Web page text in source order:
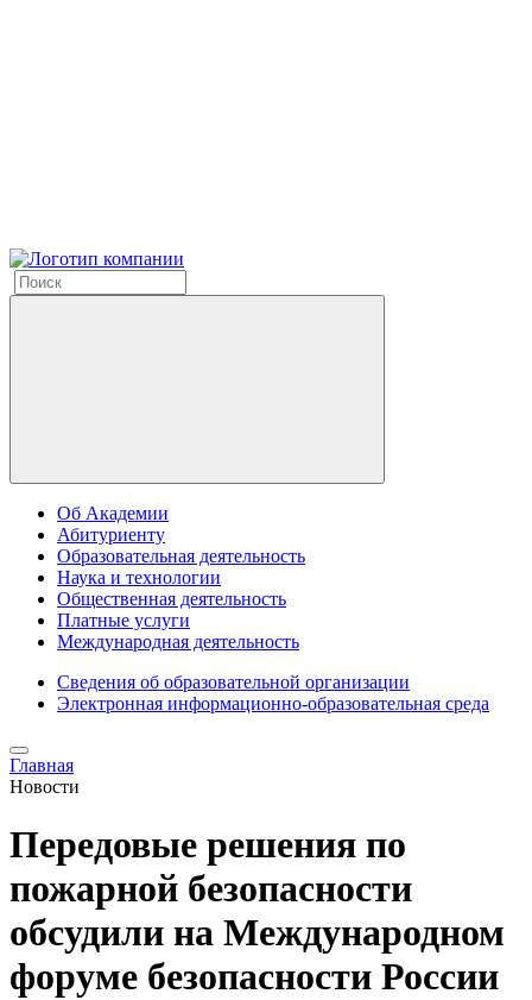
Об Академии
Абитуриенту
Образовательная деятельность
Наука и технологии
Общественная деятельность
Платные услуги
Международная деятельность
Сведения об образовательной организации
Электронная информационно-образовательная среда
Главная
Новости
Передовые решения по
пожарной безопасности
обсудили на Международном
форуме безопасности России